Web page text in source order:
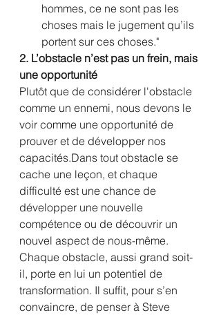
hommes, ce ne sont pas les
choses mais le jugement qu’ils
portent sur ces choses."
2. L’obstacle n’est pas un frein, mais
une opportunité
Plutôt que de considérer l'obstacle
comme un ennemi, nous devons le
voir comme une opportunité de
prouver et de développer nos
capacités.Dans tout obstacle se
cache une leçon, et chaque
difficulté est une chance de
développer une nouvelle
compétence ou de découvrir un
nouvel aspect de nous-même.
Chaque obstacle, aussi grand soit-
il, porte en lui un potentiel de
transformation. Il suffit, pour s’en
convaincre, de penser à Steve